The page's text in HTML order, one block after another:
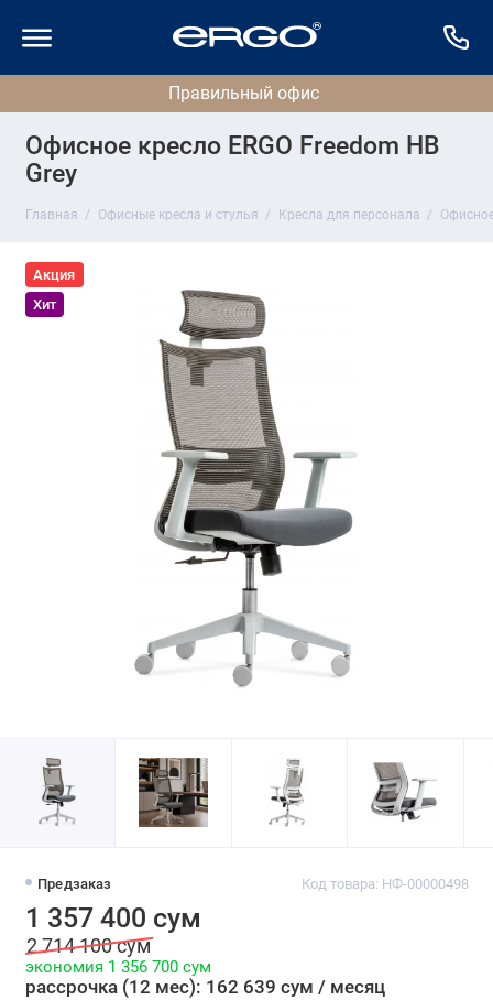
Офисное кресло ERGO Freedom HB
Grey
Главная Офисные кресла и стулья Кресла для персонала
Акция
Хит
Предзаказ Код товара: НФ-00000498
1 357 400 сум
2 714 100 сум
экономия 1 356 700 сум
рассрочка (12 мес): 162 639 сум / месяц